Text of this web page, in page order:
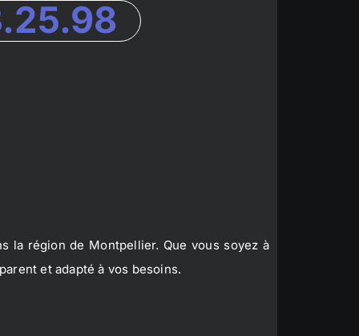
la région de Montpellier. Que vous soyez à
et adapté à vos besoins.